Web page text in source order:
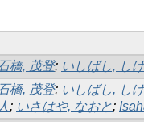
橋, 茂登; いしばし, し
橋, 茂登; いしばし, し
人 ; いさはや, なおと;